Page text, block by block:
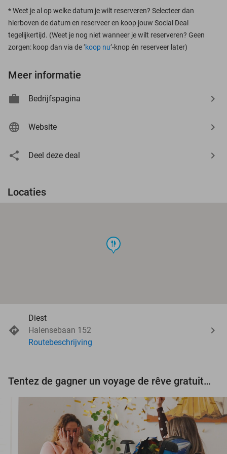
*Weet je al op welke datum je wilt reserveren? Selecteer dan
hierboven de datum en reserveer en koop jouw Social Deal
tegelijkertijd. (Weet je nog niet wanneer je wilt reserveren? Geen
zorgen: koop dan via de ‘koop nu’-knop én reserveer later)
Meer informatie
Bedrijfspagina
Website
Deel deze deal
Locaties
food
Diest
Halensebaan 152
Routebeschrijving
Tentez de gagner un voyage de rêve gratuit d'une valeur de 3.000 € !